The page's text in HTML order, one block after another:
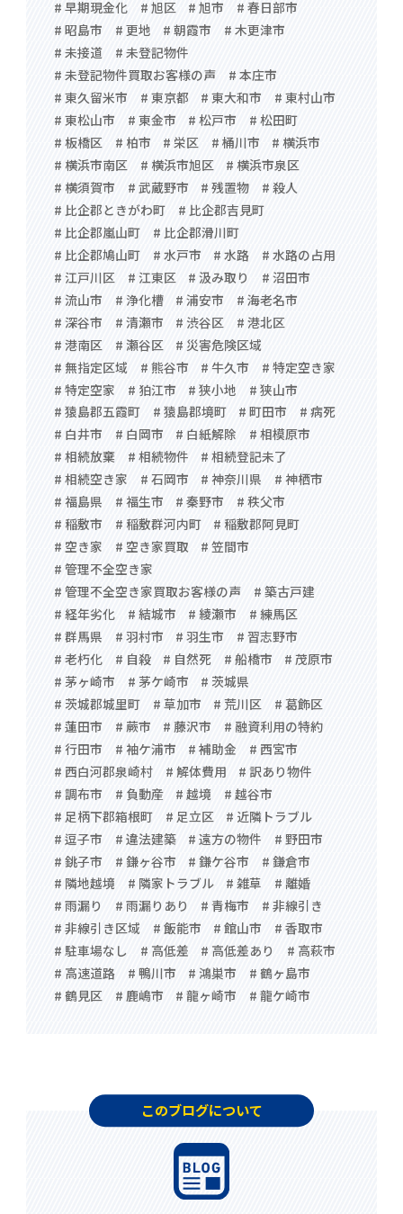
# 早期現金化 # 旭区 # 旭市
# 春日部市
# 昭島市
# 更地 # 朝霞市
# 木更津市
# 未接道
# 未登記物件
# 未登記物件買取お客様の声
# 本庄市
# 東久留米市
# 東京都 # 東大和市
# 東村山市
# 東松山市
# 東金市 # 松戸市
# 松田町
# 板橋区
# 柏市 # 栄区 # 桶川市
# 横浜市
# 横浜市南区
# 横浜市旭区
# 横浜市泉区
# 横須賀市
# 武蔵野市 # 残置物
# 殺人
# 比企郡ときがわ町
# 比企郡吉見町
# 比企郡嵐山町
# 比企郡滑川町
# 比企郡鳩山町
# 水戸市 # 水路
# 水路の占用
# 江戸川区
# 江東区 # 汲み取り
# 沼田市
# 流山市
# 浄化槽 # 浦安市
# 海老名市
# 深谷市
# 清瀬市 # 渋谷区
# 港北区
# 港南区
# 瀬谷区
# 災害危険区域
# 無指定区域
# 熊谷市 # 牛久市
# 特定空き家
# 特定空家
# 狛江市 # 狭小地
# 狭山市
# 猿島郡五霞町
# 猿島郡境町 # 町田市
# 病死
# 白井市
# 白岡市 # 白紙解除
# 相模原市
# 相続放棄
# 相続物件
# 相続登記未了
# 相続空き家
# 石岡市 # 神奈川県
# 神栖市
# 福島県
# 福生市 # 秦野市
# 秩父市
# 稲敷市
# 稲敷群河内町
# 稲敷郡阿見町
# 空き家
# 空き家買取
# 笠間市
# 管理不全空き家
# 管理不全空き家買取お客様の声
# 築古戸建
# 経年劣化
# 結城市 # 綾瀬市
# 練馬区
# 群馬県
# 羽村市 # 羽生市
# 習志野市
# 老朽化
# 自殺 # 自然死 # 船橋市
# 茂原市
# 茅ヶ崎市
# 茅ケ崎市
# 茨城県
# 茨城郡城里町
# 草加市 # 荒川区
# 葛飾区
# 蓮田市
# 蕨市 # 藤沢市
# 融資利用の特約
# 行田市
# 袖ケ浦市 # 補助金
# 西宮市
# 西白河郡泉崎村
# 解体費用
# 訳あり物件
# 調布市
# 負動産 # 越境
# 越谷市
# 足柄下郡箱根町
# 足立区
# 近隣トラブル
# 逗子市
# 違法建築 # 遠方の物件
# 野田市
# 銚子市
# 鎌ヶ谷市 # 鎌ケ谷市
# 鎌倉市
# 隣地越境
# 隣家トラブル # 雑草
# 離婚
# 雨漏り
# 雨漏りあり # 青梅市
# 非線引き
# 非線引き区域
# 飯能市 # 館山市
# 香取市
# 駐車場なし
# 高低差 # 高低差あり
# 高萩市
# 高速道路
# 鴨川市 # 鴻巣市
# 鶴ヶ島市
# 鶴見区
# 鹿嶋市 # 龍ヶ崎市 # 龍ケ崎市
このブログについて